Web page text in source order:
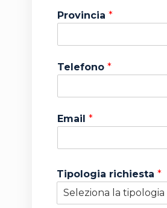
Provincia *
Telefono *
Email *
Tipologia richiesta *